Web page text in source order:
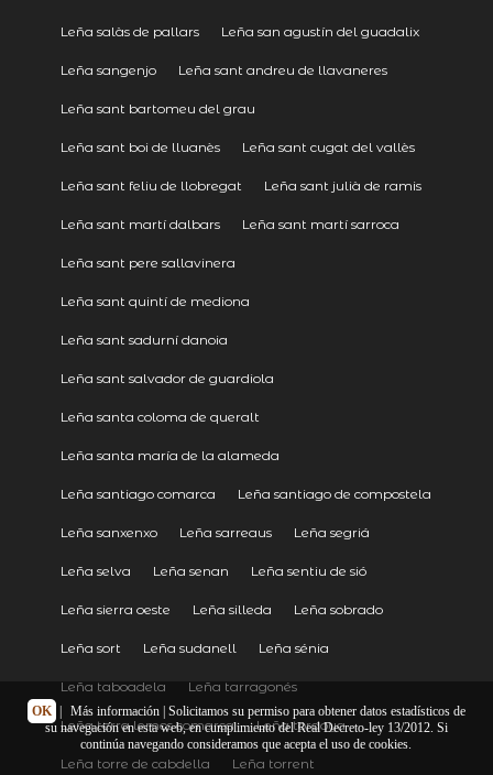
Leña salàs de pallars Leña san agustín del guadalix
Leña sangenjo Leña sant andreu de llavaneres
Leña sant bartomeu del grau
Leña sant boi de lluanès Leña sant cugat del vallès
Leña sant feliu de llobregat Leña sant julià de ramis
Leña sant martí dalbars Leña sant martí sarroca
Leña sant pere sallavinera
Leña sant quintí de mediona
Leña sant sadurní danoia
Leña sant salvador de guardiola
Leña santa coloma de queralt
Leña santa maría de la alameda
Leña santiago comarca Leña santiago de compostela
Leña sanxenxo Leña sarreaus Leña segriá
Leña selva Leña senan Leña sentiu de sió
Leña sierra oeste Leña silleda Leña sobrado
Leña sort Leña sudanell Leña sénia
Leña taboadela Leña tarragonés
Leña terra lemos comarca Leña tordoya
Leña torre de cabdella Leña torrent
OK Más información| Solicitamos su permiso para obtener datos estadísticos de
su navegación en esta web, en cumplimiento del Real Decreto-ley 13/2012. Si
continúa navegando consideramos que acepta el uso de cookies.